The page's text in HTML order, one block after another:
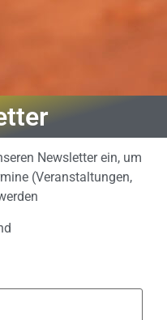
Newsletter ein, um
(Veranstaltungen,